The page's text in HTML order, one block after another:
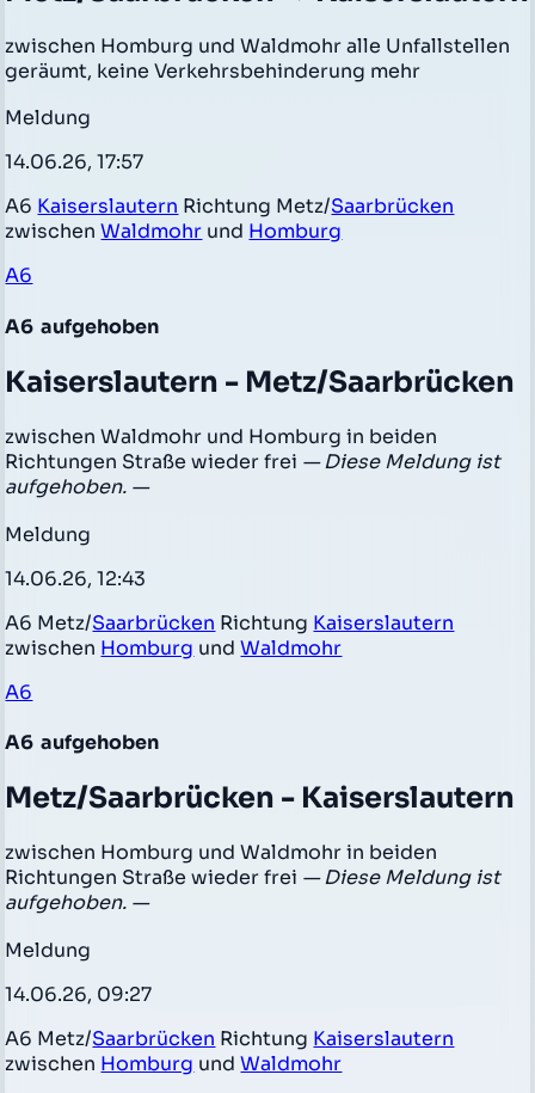
zwischen Homburg und Waldmohr alle Unfallstellen
geräumt, keine Verkehrsbehinderung mehr
Meldung
14.06.26, 17:57
A6 Kaiserslautern Richtung Metz/Saarbrücken
zwischenWaldmohr und Homburg
A6
A6 aufgehoben
Kaiserslautern - Metz/Saarbrücken
zwischen Waldmohr und Homburg in beiden
Richtungen Straße wieder frei — Diese Meldung ist
aufgehoben. —
Meldung
14.06.26, 12:43
A6 Metz/Saarbrücken Richtung Kaiserslautern
zwischen Homburg undWaldmohr
A6
A6 aufgehoben
Metz/Saarbrücken - Kaiserslautern
zwischen Homburg und Waldmohr in beiden
Richtungen Straße wieder frei — Diese Meldung ist
aufgehoben. —
Meldung
14.06.26, 09:27
A6 Metz/Saarbrücken Richtung Kaiserslautern
zwischen Homburg undWaldmohr